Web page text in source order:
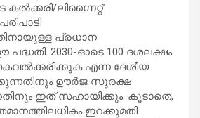
ലിഗ്നൈറ്റ്
പ്രധാന
2030-ഓടെ 100 ദശലക്ഷം
എന്ന ദേശീയ
ഊർജ സുരക്ഷ
ഇത് സഹായിക്കും. കൂടാതെ,
ഇറക്കുമതി